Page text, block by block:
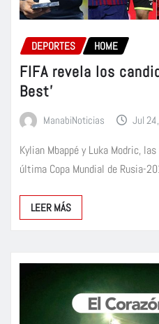
DEPORTES HOME
FIFA revela los
Best’
ManabiNoticias Jul
Kylian Mbappé y Luka Modric,
última Copa Mundial de Rusia-
LEER MÁS